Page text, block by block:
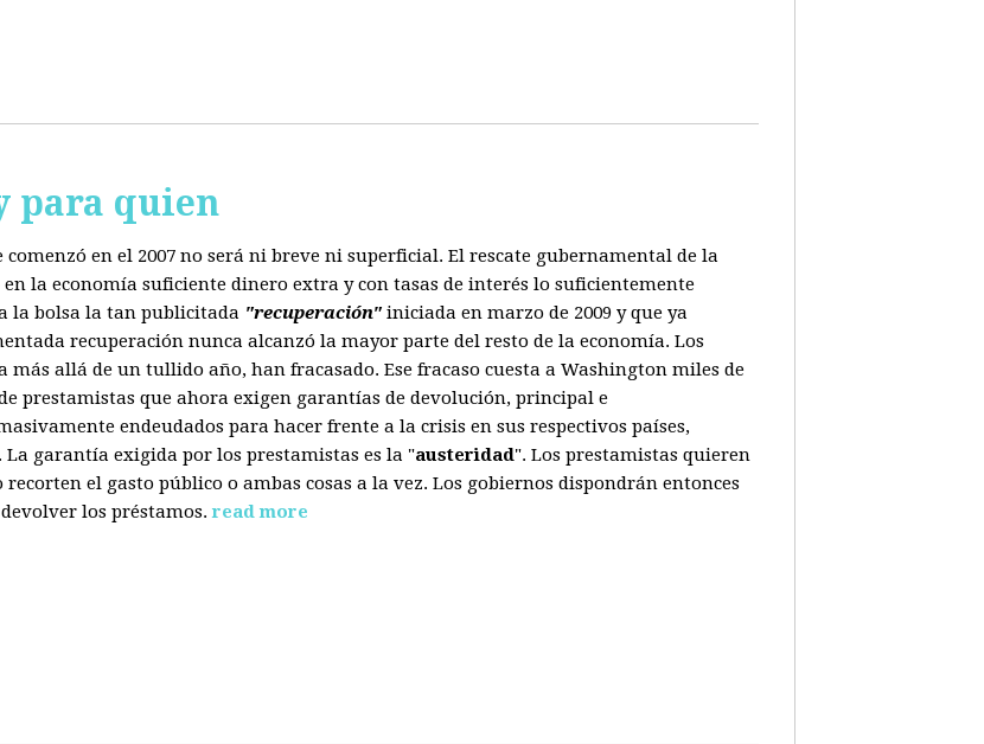
para quien
en el 2007 no será ni breve ni superficial. El rescate gubernamental de la
la economía suficiente dinero extra y con tasas de interés lo suficientemente
la bolsa la tan publicitada "recuperación" iniciada en marzo de 2009 y que ya
recuperación nunca alcanzó la mayor parte del resto de la economía. Los
allá de un tullido año, han fracasado. Ese fracaso cuesta a Washington miles de
prestamistas que ahora exigen garantías de devolución, principal e
endeudados para hacer frente a la crisis en sus respectivos países,
garantía exigida por los prestamistas es la "austeridad". Los prestamistas quieren
el gasto público o ambas cosas a la vez. Los gobiernos dispondrán entonces
los préstamos. read more